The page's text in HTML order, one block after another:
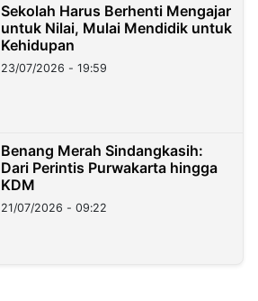
Sekolah Harus Berhenti Mengajar
untuk Nilai, Mulai Mendidik untuk
Kehidupan
23/07/2026 - 19:59
Benang Merah Sindangkasih:
Dari Perintis Purwakarta hingga
KDM
21/07/2026 - 09:22